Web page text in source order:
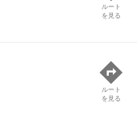
ルート
を見る
ルート
を見る